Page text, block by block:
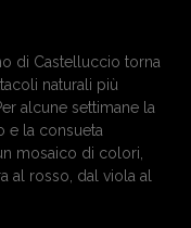
di Castelluccio torna
naturali più
alcune settimane la
e la consueta
mosaico di colori,
al rosso, dal viola al